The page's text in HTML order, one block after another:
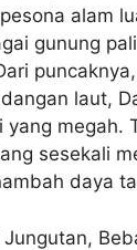
alam
gunung
laut,
yang megah.
sesekali
daya
Jungutan,